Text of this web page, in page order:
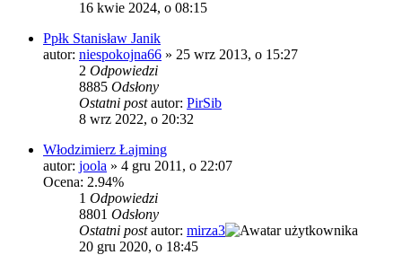
16 kwie 2024, o 08:15
Ppłk Stanisław Janik
autor: niespokojna66 » 25 wrz 2013, o 15:27
2 Odpowiedzi
8885 Odsłony
Ostatni postautor: PirSib
8 wrz 2022, o 20:32
Włodzimierz Łajming
autor: joola » 4 gru 2011, o 22:07
Ocena: 2.94%
1 Odpowiedzi
8801 Odsłony
Ostatni postautor: mirza3
20 gru 2020, o 18:45